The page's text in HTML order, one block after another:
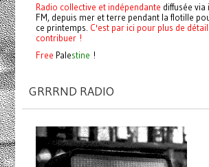
Radio collective et indépendante diffusée
FM, depuis mer et terre pendant la flotille
ce printemps. C'est par ici pour plus de
contribuer !
Free Palestine !
GRRRND RADIO